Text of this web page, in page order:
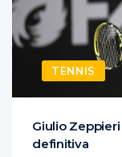
TENNIS
Giulio
definitiva